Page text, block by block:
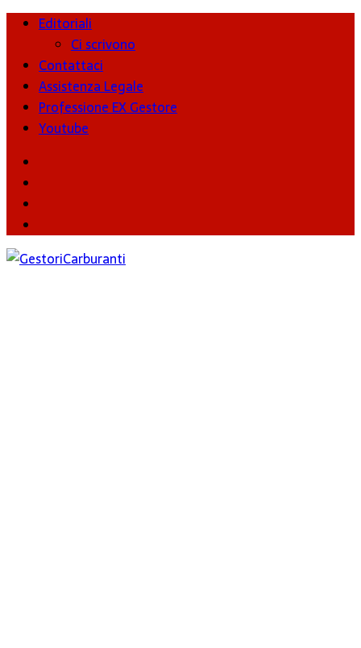
Editoriali
Ci scrivono
Contattaci
Assistenza Legale
Professione EX Gestore
Youtube